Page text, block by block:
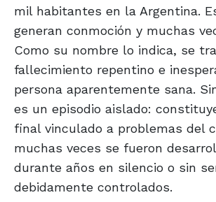
mil habitantes en la Argentina.
generan conmoción y muchas
Como su nombre lo indica, se
fallecimiento repentino e
persona aparentemente sana.
es un episodio aislado:
final vinculado a problemas del
muchas veces se fueron
durante años en silencio o sin
debidamente controlados.